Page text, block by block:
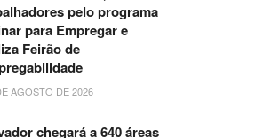
pelo programa
para Empregar e
Feirão de
AGOSTO DE 2026
chegará a 640 áreas